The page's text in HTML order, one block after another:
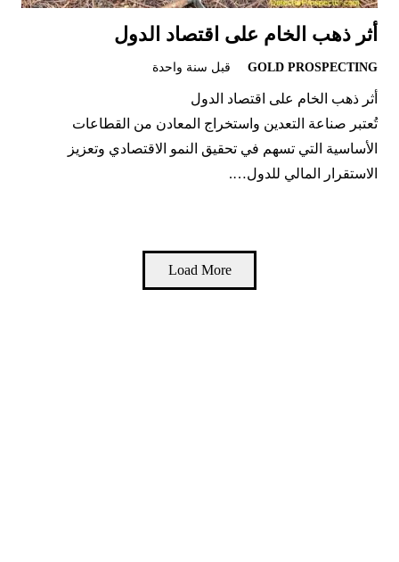
أثر ذهب الخام على اقتصاد الدول
GOLD PROSPECTING قبل سنة واحدة
أثر ذهب الخام على اقتصاد الدول
تُعتبر صناعة التعدين واستخراج المعادن من القطاعات
الأساسية التي تسهم في تحقيق النمو الاقتصادي وتعزيز
الاستقرار المالي للدول….
Load More